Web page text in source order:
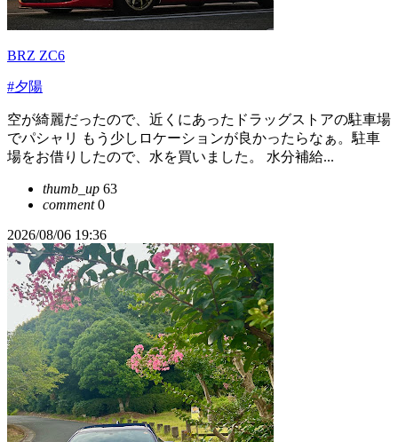
BRZ ZC6
#夕陽
空が綺麗だったので、近くにあったドラッグストアの駐車場
でパシャリ もう少しロケーションが良かったらなぁ。駐車
場をお借りしたので、水を買いました。 水分補給...
thumb_up 63
comment0
2026/08/06 19:36